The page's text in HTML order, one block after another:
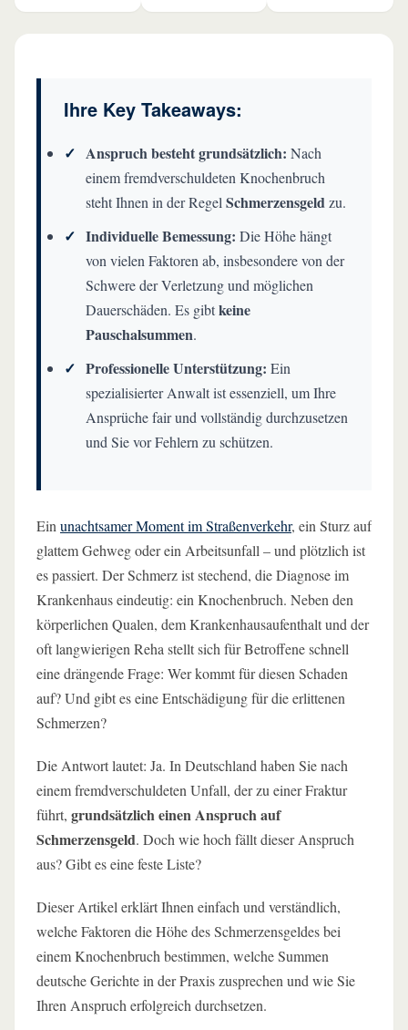
💡 So wird die Höhe Ihres Schmerzensgeldes berechnet
✅ Ihren Anspruch durchsetzen: So gehen Sie Schritt für
❌ Häufige Fehler, die Sie vermeiden sollten
💡 Fazit: Ihr Weg zur fairen Entschädigung
FAQ zum Schmerzensgeld bei Knochenbrüchen
Ihre Key Takeaways:
✓ Anspruch besteht grundsätzlich: Nach
einem fremdverschuldeten Knochenbruch
steht Ihnen in der Regel Schmerzensgeldzu.
✓ Individuelle Bemessung: Die Höhe hängt
von vielen Faktoren ab, insbesondere von der
Schwere der Verletzung und möglichen
Dauerschäden. Es gibtkeine
Pauschalsummen.
✓ Professionelle Unterstützung: Ein
spezialisierter Anwalt ist essenziell, um Ihre
Ansprüche fair und vollständig durchzusetzen
und Sie vor Fehlern zu schützen.
Ein unachtsamer Moment im Straßenverkehr, ein Sturz auf
glattem Gehweg oder ein Arbeitsunfall – und plötzlich ist
es passiert. Der Schmerz ist stechend, die Diagnose im
Krankenhaus eindeutig: ein Knochenbruch. Neben den
körperlichen Qualen, dem Krankenhausaufenthalt und der
oft langwierigen Reha stellt sich für Betroffene schnell
eine drängende Frage: Wer kommt für diesen Schaden
auf? Und gibt es eine Entschädigung für die erlittenen
Schmerzen?
Die Antwort lautet: Ja. In Deutschland haben Sie nach
einem fremdverschuldeten Unfall, der zu einer Fraktur
führt, grundsätzlich einen Anspruch auf
Schmerzensgeld. Doch wie hoch fällt dieser Anspruch
aus? Gibt es eine feste Liste?
Dieser Artikel erklärt Ihnen einfach und verständlich,
welche Faktoren die Höhe des Schmerzensgeldes bei
einem Knochenbruch bestimmen, welche Summen
deutsche Gerichte in der Praxis zusprechen und wie Sie
Ihren Anspruch erfolgreich durchsetzen.